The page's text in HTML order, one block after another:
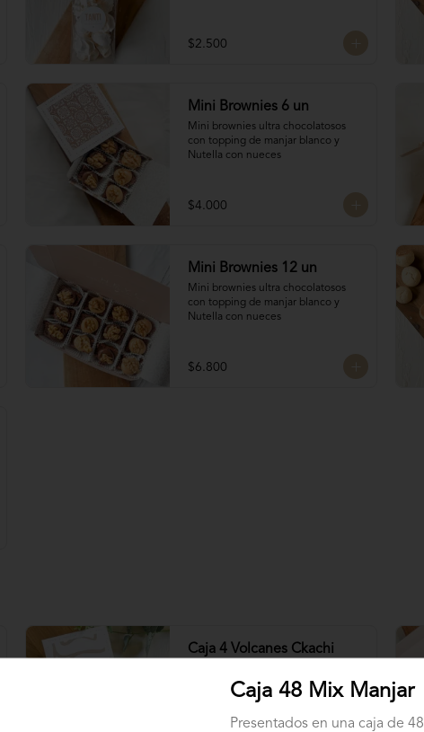
azúcar.
15 unidades / 30 gr total
$2.500
Mini Brownies 6 un
Mini brownies ultra chocolatosos
con topping de manjar blanco y
Nutella con nueces
$4.000
Mini Brownies 12 un
Mini brownies ultra chocolatosos
con topping de manjar blanco y
Nutella con nueces
$6.800
Caja 4 Volcanes Ckachi
y manjar Nutella bañados en
chocolate.Caja 48 Mix Manjar
Presentados en una caja de 48